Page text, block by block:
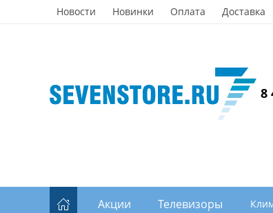
Новости Новинки Оплата Доставка
8
Акции Телевизоры